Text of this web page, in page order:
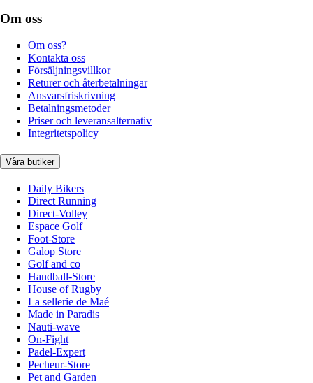
Om oss
Om oss?
Kontakta oss
Försäljningsvillkor
Returer och återbetalningar
Ansvarsfriskrivning
Betalningsmetoder
Priser och leveransalternativ
Integritetspolicy
Våra butiker
Daily Bikers
Direct Running
Direct-Volley
Espace Golf
Foot-Store
Galop Store
Golf and co
Handball-Store
House of Rugby
La sellerie de Maé
Made in Paradis
Nauti-wave
On-Fight
Padel-Expert
Pecheur-Store
Pet and Garden